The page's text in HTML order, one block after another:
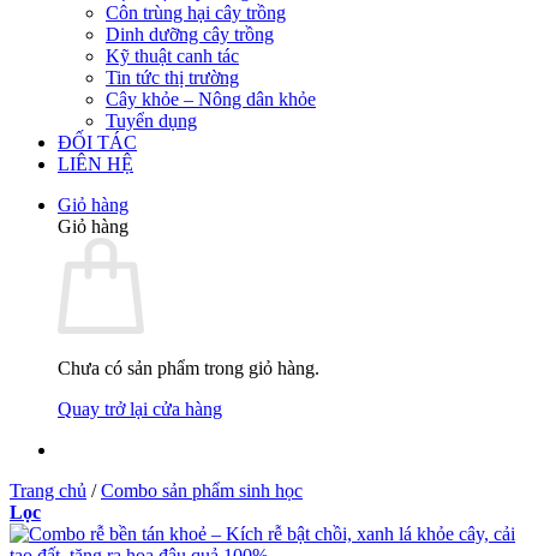
Côn trùng hại cây trồng
Dinh dưỡng cây trồng
Kỹ thuật canh tác
Tin tức thị trường
Cây khỏe – Nông dân khỏe
Tuyển dụng
ĐỐI TÁC
LIÊN HỆ
Giỏ hàng
Giỏ hàng
Chưa có sản phẩm trong giỏ hàng.
Quay trở lại cửa hàng
Trang chủ / Combo sản phẩm sinh học
Lọc